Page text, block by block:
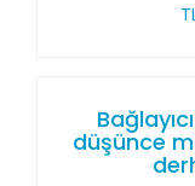
düşünce